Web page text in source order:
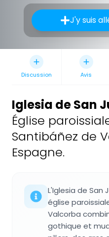
J'y suis
Discussion Avis
Iglesia de San
Église
Santibáñez de
Espagne.
L'Iglesia de San
église
Valcorba
gothique et